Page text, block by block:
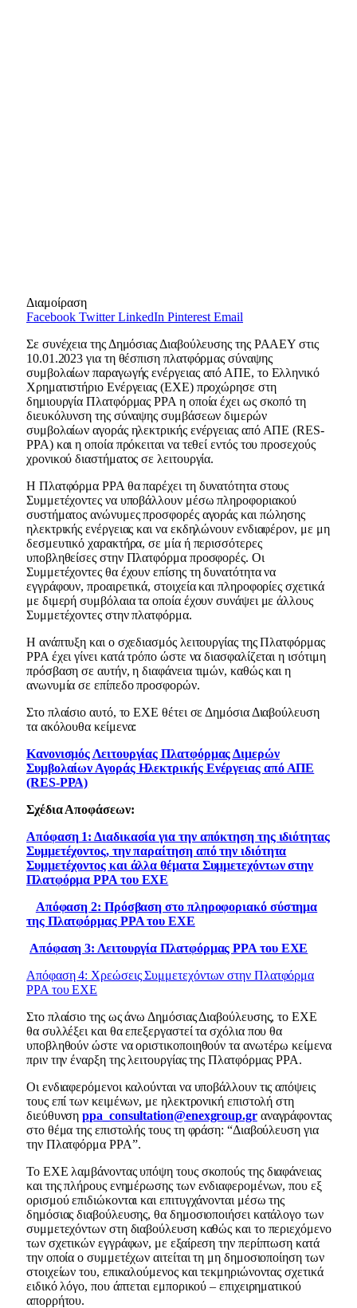
Διαμοίραση
Facebook Twitter LinkedIn Pinterest Email
Σε συνέχεια της Δημόσιας Διαβούλευσης της ΡΑΑΕΥ στις
10.01.2023 για τη θέσπιση πλατφόρμας σύναψης
συμβολαίων παραγωγής ενέργειας από ΑΠΕ, το Ελληνικό
Χρηματιστήριο Ενέργειας (ΕΧΕ) προχώρησε στη
δημιουργία Πλατφόρμας PPA η οποία έχει ως σκοπό τη
διευκόλυνση της σύναψης συμβάσεων διμερών
συμβολαίων αγοράς ηλεκτρικής ενέργειας από ΑΠΕ (RES-
PPA) και η οποία πρόκειται να τεθεί εντός του προσεχούς
χρονικού διαστήματος σε λειτουργία.
Η Πλατφόρμα PPA θα παρέχει τη δυνατότητα στους
Συμμετέχοντες να υποβάλλουν μέσω πληροφοριακού
συστήματος ανώνυμες προσφορές αγοράς και πώλησης
ηλεκτρικής ενέργειας και να εκδηλώνουν ενδιαφέρον, με μη
δεσμευτικό χαρακτήρα, σε μία ή περισσότερες
υποβληθείσες στην Πλατφόρμα προσφορές. Οι
Συμμετέχοντες θα έχουν επίσης τη δυνατότητα να
εγγράφουν, προαιρετικά, στοιχεία και πληροφορίες σχετικά
με διμερή συμβόλαια τα οποία έχουν συνάψει με άλλους
Συμμετέχοντες στην πλατφόρμα.
Η ανάπτυξη και ο σχεδιασμός λειτουργίας της Πλατφόρμας
PPA έχει γίνει κατά τρόπο ώστε να διασφαλίζεται η ισότιμη
πρόσβαση σε αυτήν, η διαφάνεια τιμών, καθώς και η
ανωνυμία σε επίπεδο προσφορών.
Στο πλαίσιο αυτό, το ΕΧΕ θέτει σε Δημόσια Διαβούλευση
τα ακόλουθα κείμενα:
Κανονισμός Λειτουργίας Πλατφόρμας Διμερών
Συμβολαίων Αγοράς Ηλεκτρικής Ενέργειας από ΑΠΕ
(RES-PPA)
Σχέδια Αποφάσεων:
Απόφαση 1: Διαδικασία για την απόκτηση της ιδιότητας
Συμμετέχοντος, την παραίτηση από την ιδιότητα
Συμμετέχοντος και άλλα θέματα Συμμετεχόντων στην
Πλατφόρμα PPA του ΕΧΕ
Απόφαση 2: Πρόσβαση στο πληροφοριακό σύστημα
της Πλατφόρμας PPA του ΕΧΕ
Απόφαση 3: Λειτουργία Πλατφόρμας PPA του ΕΧΕ
Απόφαση 4: Χρεώσεις Συμμετεχόντων στην Πλατφόρμα
PPA του ΕΧΕ
Στο πλαίσιο της ως άνω Δημόσιας Διαβούλευσης, το ΕΧΕ
θα συλλέξει και θα επεξεργαστεί τα σχόλια που θα
υποβληθούν ώστε να οριστικοποιηθούν τα ανωτέρω κείμενα
πριν την έναρξη της λειτουργίας της Πλατφόρμας PPA.
Οι ενδιαφερόμενοι καλούνται να υποβάλλουν τις απόψεις
τους επί των κειμένων, με ηλεκτρονική επιστολή στη
διεύθυνσηppa_consultation@enexgroup.gr αναγράφοντας
στο θέμα της επιστολής τους τη φράση: “Διαβούλευση για
την Πλατφόρμα PPA”.
Το ΕΧΕ λαμβάνοντας υπόψη τους σκοπούς της διαφάνειας
και της πλήρους ενημέρωσης των ενδιαφερομένων, που εξ
ορισμού επιδιώκονται και επιτυγχάνονται μέσω της
δημόσιας διαβούλευσης, θα δημοσιοποιήσει κατάλογο των
συμμετεχόντων στη διαβούλευση καθώς και το περιεχόμενο
των σχετικών εγγράφων, με εξαίρεση την περίπτωση κατά
την οποία ο συμμετέχων αιτείται τη μη δημοσιοποίηση των
στοιχείων του, επικαλούμενος και τεκμηριώνοντας σχετικά
ειδικό λόγο, που άπτεται εμπορικού – επιχειρηματικού
απορρήτου.